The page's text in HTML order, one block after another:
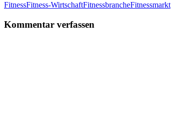
FitnessFitness-WirtschaftFitnessbrancheFitnessmarkt
Kommentar verfassen